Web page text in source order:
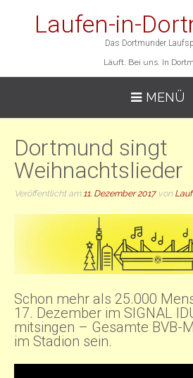
Laufen-in-
Das Dortmunder
Läuft. Bei uns. In
MENÜ
Dortmund singt
Weihnachtslieder
Veröffentlicht am 11. Dezember 2017von
Schon mehr als 25.000
17. Dezember im SIGNAL
mitsingen – Gesamte BVB-
im Stadion sein.